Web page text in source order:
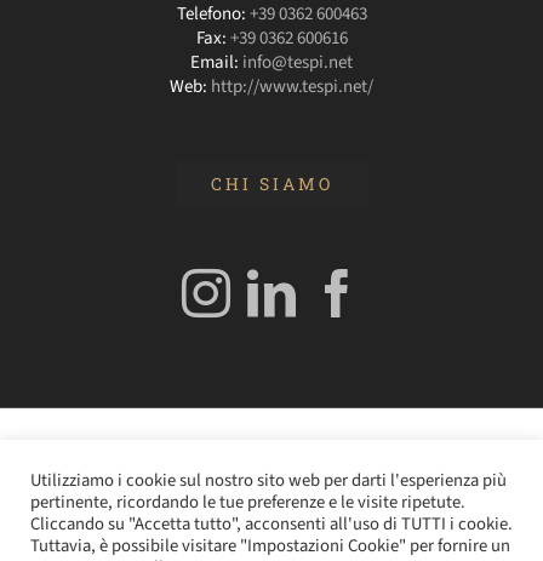
Telefono:+39 0362 600463
Fax:+39 0362 600616
Email: info@tespi.net
Web: http://www.tespi.net/
CHI SIAMO
Angelo Frigerio -Cookie Policy–Privacy Policy- P.IVA
0362610964
Utilizziamo i cookie sul nostro sito web per darti l'esperienza più
pertinente, ricordando le tue preferenze e le visite ripetute.
Cliccando su "Accetta tutto", acconsenti all'uso di TUTTI i cookie.
Tuttavia, è possibile visitare "Impostazioni Cookie" per fornire un